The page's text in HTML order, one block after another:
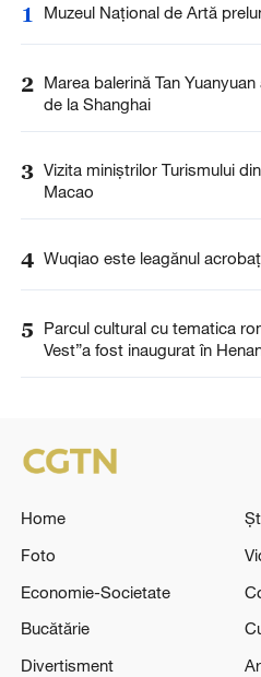
1 Muzeul Național de Artă
2 Marea balerină Tan
de la Shanghai
3 Vizita miniștrilor Turismului
Macao
4 Wuqiao este leagănul
5
Parcul cultural cu tematica
Vest”a fost inaugurat în
Home
Foto
Economie-Societate
Bucătărie
Divertisment